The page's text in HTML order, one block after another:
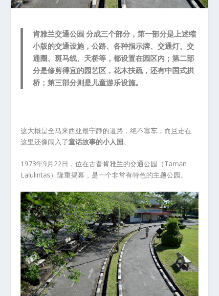
肯雅兰交通公园 分成三个部分，第一部分是上述缩
小版的交通设施，公路、各种指示牌、交通灯、交
通圈、斑马线、天桥等，都设置在园区内；第二部
分是修剪得宜的园艺区，花木扶疏，还有中国式拱
桥；第三部分则是儿童游乐设施。
这大概是全马来西亚最宁静的道路，绝不塞车，而且走在
这里还像闯入了童话故事的小人国。
1973年9月22日，位在古晋肯雅兰的交通公园（Taman
Lalulintas）隆重揭幕，是一个非常有特色的主题公园。